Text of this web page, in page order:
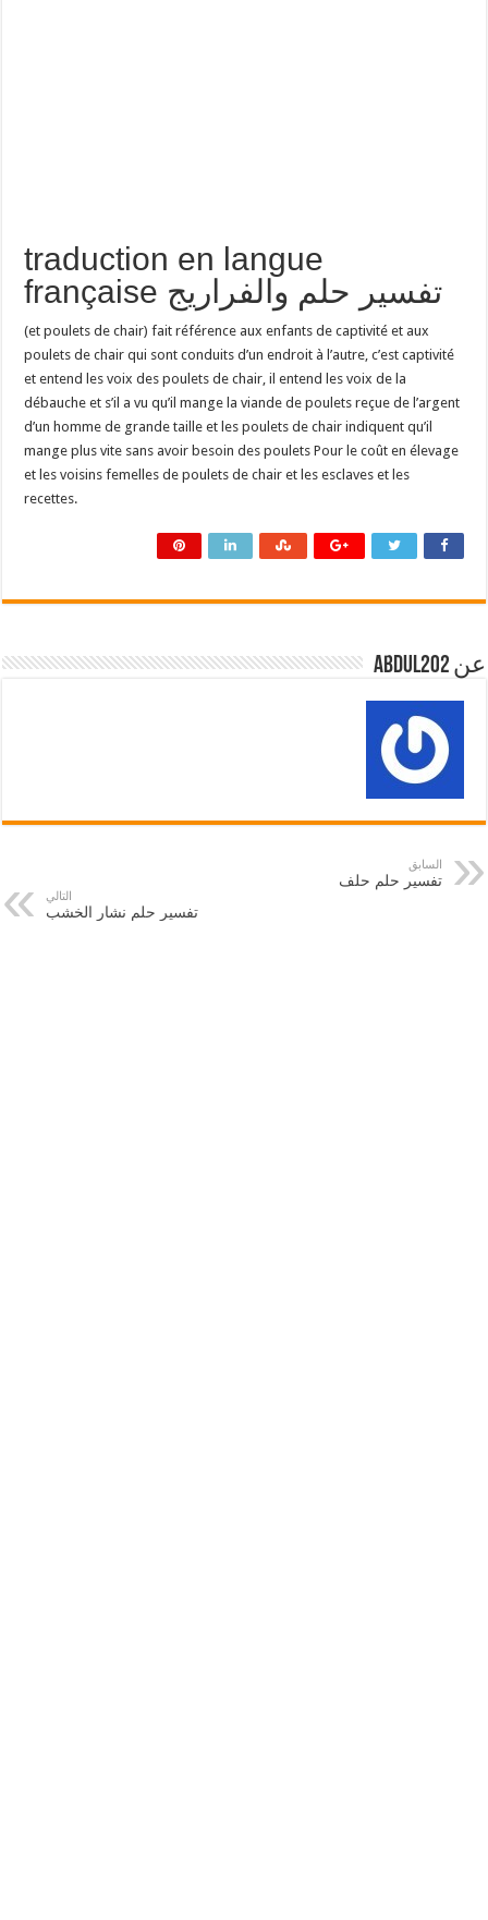
traduction en langue
française تفسير حلم والفراريج
(et poulets de chair) fait référence aux enfants de captivité et aux
poulets de chair qui sont conduits d’un endroit à l’autre, c’est captivité
et entend les voix des poulets de chair, il entend les voix de la
débauche et s’il a vu qu’il mange la viande de poulets reçue de l’argent
d’un homme de grande taille et les poulets de chair indiquent qu’il
mange plus vite sans avoir besoin des poulets Pour le coût en élevage
et les voisins femelles de poulets de chair et les esclaves et les
recettes.
عن abdul202
السابق
تفسير حلم حلف
التالي
تفسير حلم نشار الخشب